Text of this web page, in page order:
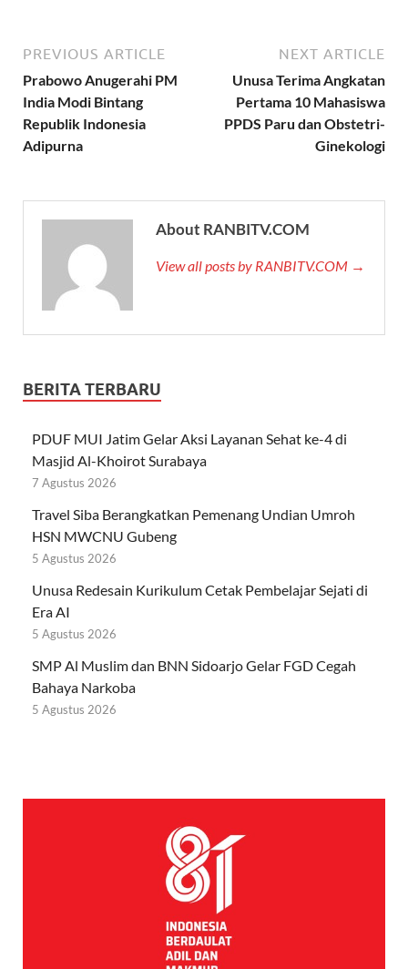
PREVIOUS ARTICLE
Prabowo Anugerahi PM
India Modi Bintang
Republik Indonesia
Adipurna
NEXT ARTICLE
Unusa Terima Angkatan
Pertama 10 Mahasiswa
PPDS Paru dan Obstetri-
Ginekologi
About RANBITV.COM
View all posts by RANBITV.COM →
BERITA TERBARU
PDUF MUI Jatim Gelar Aksi Layanan Sehat ke-4 di
Masjid Al-Khoirot Surabaya
7 Agustus 2026
Travel Siba Berangkatkan Pemenang Undian Umroh
HSN MWCNU Gubeng
5 Agustus 2026
Unusa Redesain Kurikulum Cetak Pembelajar Sejati di
Era AI
5 Agustus 2026
SMP Al Muslim dan BNN Sidoarjo Gelar FGD Cegah
Bahaya Narkoba
5 Agustus 2026